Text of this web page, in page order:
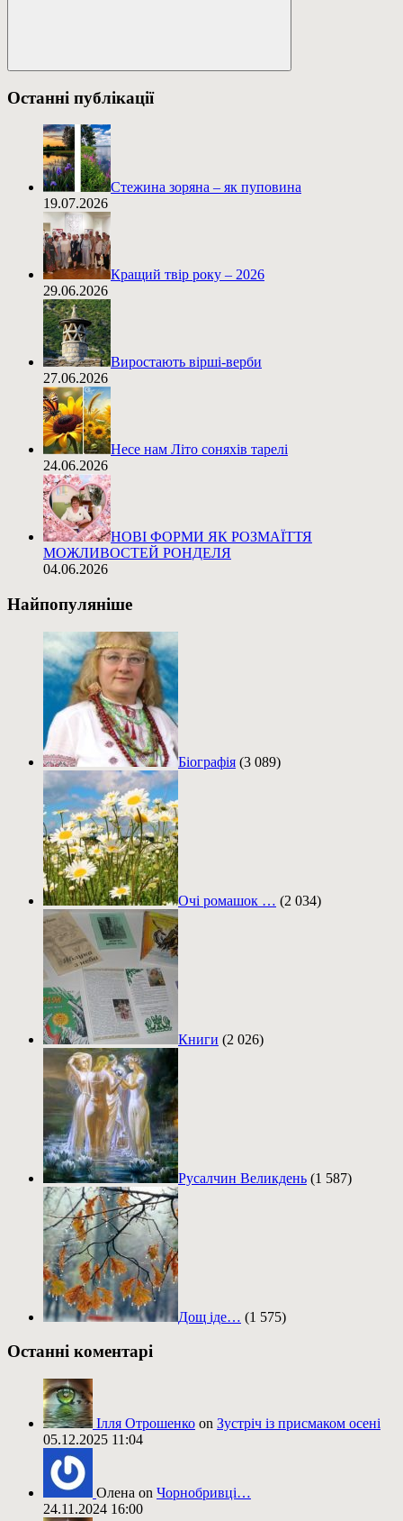
Пошук
Останні публікації
Стежина зоряна – як пуповина
19.07.2026
Кращий твір року – 2026
29.06.2026
Виростають вірші-верби
27.06.2026
Несе нам Літо соняхів тарелі
24.06.2026
НОВІ ФОРМИ ЯК РОЗМАЇТТЯ
МОЖЛИВОСТЕЙ РОНДЕЛЯ
04.06.2026
Найпопуляніше
Біографія (3 089)
Очі ромашок … (2 034)
Книги (2 026)
Русалчин Великдень (1 587)
Дощ іде… (1 575)
Останні коментарі
Ілля Отрошенко on Зустріч із присмаком осені
05.12.2025 11:04
Олена on Чорнобривці…
24.11.2024 16:00